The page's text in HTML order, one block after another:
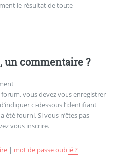
le résultat de toute
un commentaire ?
vous devez vous enregistrer
ci-dessous l’identifiant
été fourni. Si vous n’êtes pas
vous inscrire.
| mot de passe oublié ?